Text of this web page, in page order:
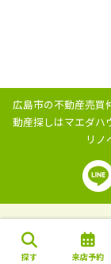
探す 来店予約
広島市の不動産売買
動産探しはマエダハ
リノ